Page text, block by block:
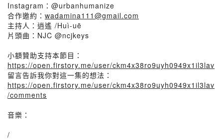
Instagram：@urbanhumanize
合作邀約： wadamina111@gmail.com
主持人：逍遙 /Huì-uē
片頭曲：NJC @ncjkeys
小額贊助支持本節目：
https://open.firstory.me/user/ckm4x38ro9uyh0949x1il3lav
留言告訴我你對這一集的想法：
https://open.firstory.me/user/ckm4x38ro9uyh0949x1il3lav
/comments
音樂：
/